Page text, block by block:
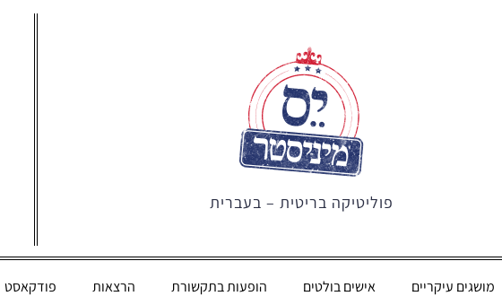
פוליטיקה בריטית – בעברית
מושגים עיקריים אישים בולטים הופעות בתקשורת הרצאות פודקאסט